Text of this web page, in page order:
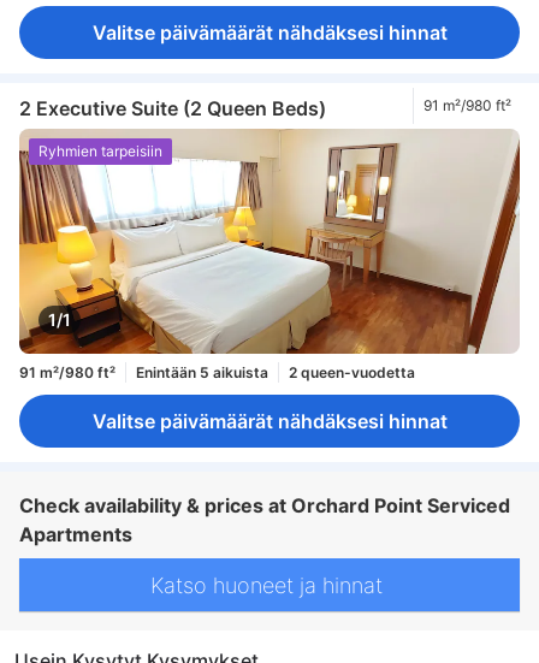
Valitse päivämäärät nähdäksesi hinnat
2 Executive Suite (2 Queen Beds) 91 m²/980 ft²
1/1
Ryhmien tarpeisiin
91 m²/980 ft² Enintään 5 aikuista 2 queen-vuodetta
Valitse päivämäärät nähdäksesi hinnat
Check availability & prices at Orchard Point Serviced
Apartments
Katso huoneet ja hinnat